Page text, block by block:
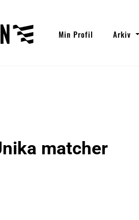
Min Profil Arkiv
matcher